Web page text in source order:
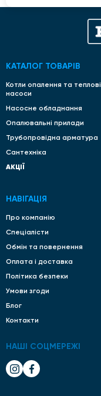
КАТАЛОГ ТОВАРІВ
Котли опалення та теплові
насоси
Насосне обладнання
Опалювальні прилади
Трубопровідна арматура
Сантехніка
АКЦІЇ
НАВІГАЦІЯ
Про компанію
Спеціалісти
Обмін та повернення
Оплата і доставка
Політика безпеки
Умови згоди
Блог
Контакти
НАШІ СОЦМЕРЕЖІ